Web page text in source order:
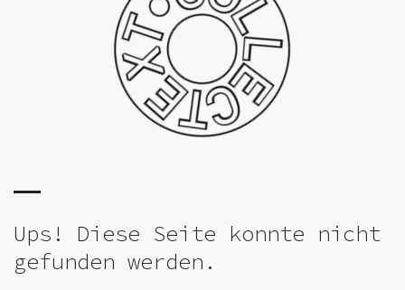
Ups! Diese Seite konnte nicht
gefunden werden.